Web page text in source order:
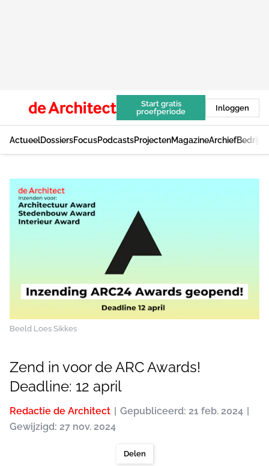
Start gratis
proefperiode
Inloggen
ActueelDossiersFocusPodcastsProjectenMagazineArchief
Beeld Loes Sikkes
Zend in voor de ARC Awards!
Deadline: 12 april
Redactie de Architect
Gepubliceerd: 21 feb. 2024
Gewijzigd: 27 nov. 2024
Delen